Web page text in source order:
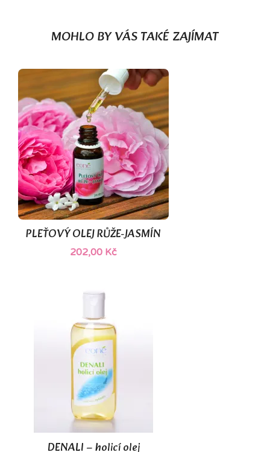
MOHLO BY VÁS TAKÉ ZAJÍMAT
PLEŤOVÝ OLEJ RŮŽE-JASMÍN
202,00 Kč
DENALI – holicí olej